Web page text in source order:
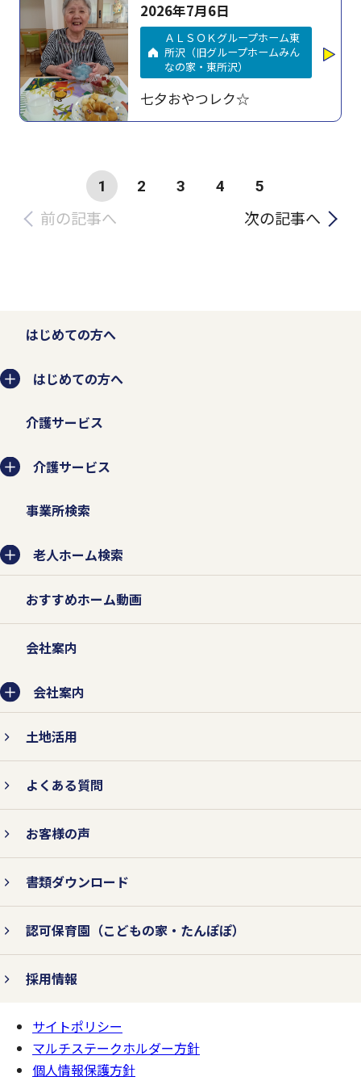
2026年7月6日
ＡＬＳＯＫグループホーム東
所沢（旧グループホームみん
なの家・東所沢）
七夕おやつレク☆
前の記事へ 次の記事へ
1 2 3 4 5
はじめての方へ
はじめての方へ
介護サービス
介護サービス
事業所検索
老人ホーム検索
おすすめホーム動画
会社案内
会社案内
土地活用
よくある質問
お客様の声
書類ダウンロード
認可保育園 （こどもの家・たんぽぽ）
採用情報
ページの
一番上へ
サイトポリシー
マルチステークホルダー方針
個人情報保護方針